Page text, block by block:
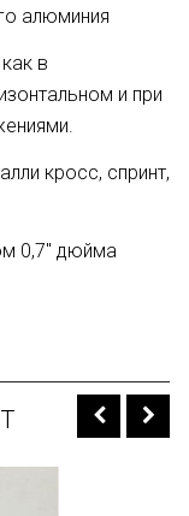
алюминия
в
и при
кросс, спринт,
0,7" дюйма